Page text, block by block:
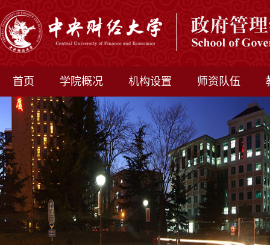
首页 学院概况 机构设置 师资队伍